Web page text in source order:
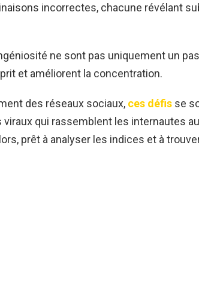
incorrectes, chacune révélant
ne sont pas uniquement un
et améliorent la concentration.
des réseaux sociaux, ces défis se
viraux qui rassemblent les internautes
prêt à analyser les indices et à